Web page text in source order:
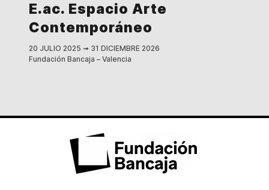
E.ac. Espacio Arte
Contemporáneo
20 JULIO 2025 ➟ 31 DICIEMBRE 2026
Fundación Bancaja – Valencia